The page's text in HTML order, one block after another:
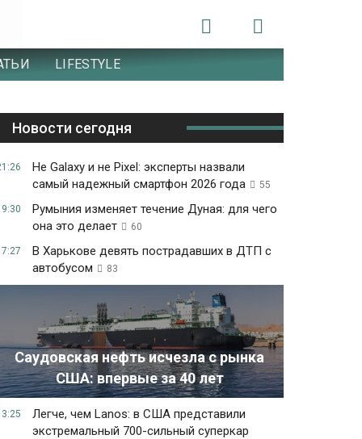
LIFESTYLE
Новости сегодня
Не Galaxy и не Pixel: эксперты назвали
самый надежный смартфон 2026 года
55
Румыния изменяет течение Дуная: для чего
она это делает
60
В Харькове девять пострадавших в ДТП с
автобусом
83
Саудовская нефть исчезла с рынка
США: впервые за 40 лет
Легче, чем Lanos: в США представили
экстремальный 700-сильный суперкар